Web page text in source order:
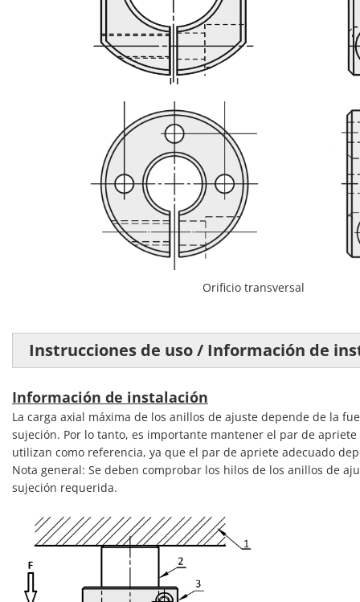
Aplanado por ambos lados
Orificio transversal
Instrucciones de uso / Información de
Información de instalación
La carga axial máxima de los anillos de ajuste depende de la
sujeción. Por lo tanto, es importante mantener el par de
utilizan como referencia, ya que el par de apriete adecuado
Nota general: Se deben comprobar los hilos de los anillos de
sujeción requerida.